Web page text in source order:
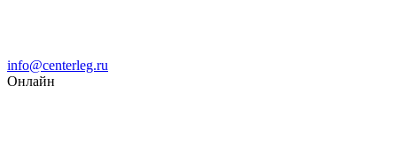
Email
info@centerleg.ru
Онлайн